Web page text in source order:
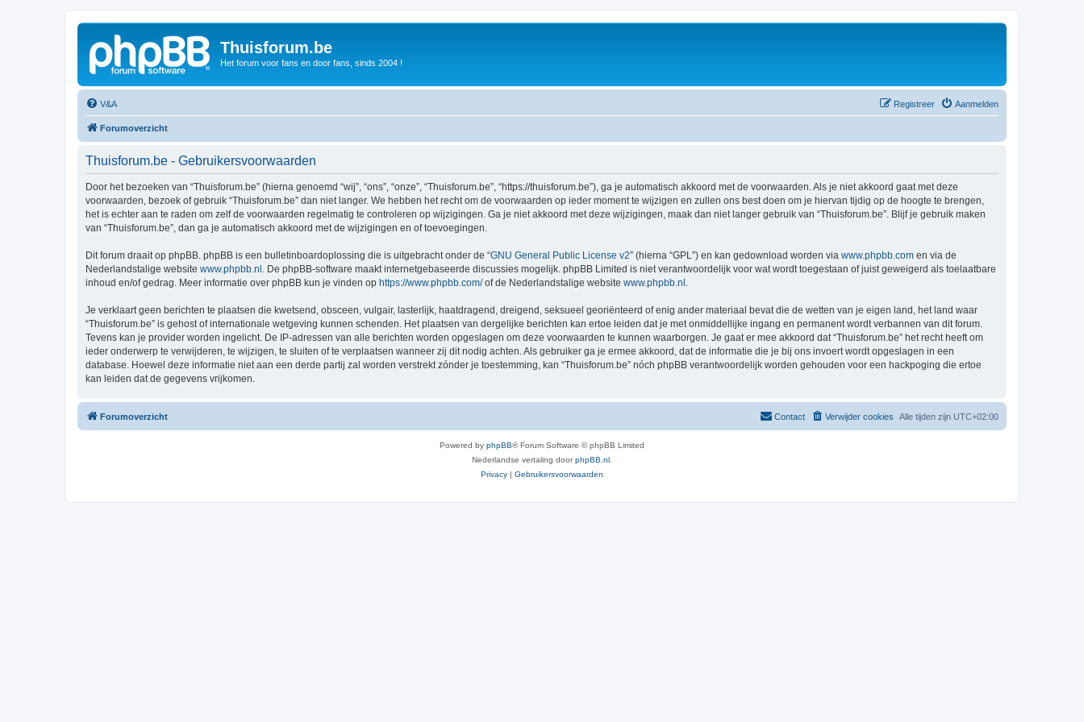
Thuisforum.be
Het forum voor fans en door fans, sinds 2004 !
V&A Aanmelden
Registreer
Forumoverzicht
Thuisforum.be - Gebruikersvoorwaarden
Door het bezoeken van “Thuisforum.be” (hierna genoemd “wij”, “ons”, “onze”, “Thuisforum.be”, “https://thuisforum.be”), ga je automatisch akkoord met de voorwaarden. Als je niet akkoord gaat met deze
voorwaarden, bezoek of gebruik “Thuisforum.be” dan niet langer. We hebben het recht om de voorwaarden op ieder moment te wijzigen en zullen ons best doen om je hiervan tijdig op de hoogte te brengen,
het is echter aan te raden om zelf de voorwaarden regelmatig te controleren op wijzigingen. Ga je niet akkoord met deze wijzigingen, maak dan niet langer gebruik van “Thuisforum.be”. Blijf je gebruik maken
van “Thuisforum.be”, dan ga je automatisch akkoord met de wijzigingen en of toevoegingen.
Dit forum draait op phpBB. phpBB is een bulletinboardoplossing die is uitgebracht onder de “GNU General Public License v2” (hierna “GPL”) en kan gedownload worden via www.phpbb.com en via de
Nederlandstalige website www.phpbb.nl . De phpBB-software maakt internetgebaseerde discussies mogelijk. phpBB Limited is niet verantwoordelijk voor wat wordt toegestaan of juist geweigerd als toelaatbare
inhoud en/of gedrag. Meer informatie over phpBB kun je vinden op https://www.phpbb.com/of de Nederlandstalige website www.phpbb.nl
Je verklaart geen berichten te plaatsen die kwetsend, obsceen, vulgair, lasterlijk, haatdragend, dreigend, seksueel georiënteerd of enig ander materiaal bevat die de wetten van je eigen land, het land waar
“Thuisforum.be” is gehost of internationale wetgeving kunnen schenden. Het plaatsen van dergelijke berichten kan ertoe leiden dat je met onmiddellijke ingang en permanent wordt verbannen van dit forum.
Tevens kan je provider worden ingelicht. De IP-adressen van alle berichten worden opgeslagen om deze voorwaarden te kunnen waarborgen. Je gaat er mee akkoord dat “Thuisforum.be” het recht heeft om
ieder onderwerp te verwijderen, te wijzigen, te sluiten of te verplaatsen wanneer zij dit nodig achten. Als gebruiker ga je ermee akkoord, dat de informatie die je bij ons invoert wordt opgeslagen in een
database. Hoewel deze informatie niet aan een derde partij zal worden verstrekt zónder je toestemming, kan “Thuisforum.be” nóch phpBB verantwoordelijk worden gehouden voor een hackpoging die ertoe
kan leiden dat de gegevens vrijkomen.
Forumoverzicht Alle tijden zijn UTC+02:00
Verwijder cookies
Contact
Powered by phpBB® Forum Software © phpBB Limited
Nederlandse vertaling doorphpBB.nl
Privacy | Gebruikersvoorwaarden